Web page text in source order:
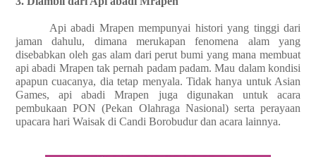
Api abadi Mrapen mempunyai histori yang tinggi dari
jaman dahulu, dimana merukapan fenomena alam yang
disebabkan oleh gas alam dari perut bumi yang mana membuat
api abadi Mrapen tak pernah padam padam. Mau dalam kondisi
apapun cuacanya, dia tetap menyala. Tidak hanya untuk Asian
Games, api abadi Mrapen juga digunakan untuk acara
pembukaan PON (Pekan Olahraga Nasional) serta perayaan
upacara hari Waisak di Candi Borobudur dan acara lainnya.